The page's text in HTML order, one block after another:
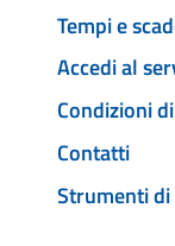
Tempi e
Accedi al
Condizioni
Contatti
Strumenti